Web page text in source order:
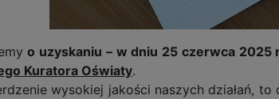
o uzyskaniu – w dniu 25 czerwca 2025
Kuratora Oświaty.
wysokiej jakości naszych działań,